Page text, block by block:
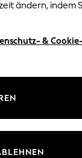
Einzelbild,
als Geschenk
Sie sie
Bilderrahmen
Muster
ändern, indem
&